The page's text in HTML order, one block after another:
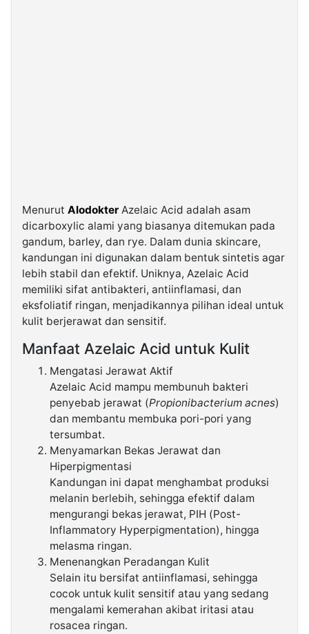
Menurut Alodokter Azelaic Acid adalah asam
dicarboxylic alami yang biasanya ditemukan pada
gandum, barley, dan rye. Dalam dunia skincare,
kandungan ini digunakan dalam bentuk sintetis agar
lebih stabil dan efektif. Uniknya, Azelaic Acid
memiliki sifat antibakteri, antiinflamasi, dan
eksfoliatif ringan, menjadikannya pilihan ideal untuk
kulit berjerawat dan sensitif.
Manfaat Azelaic Acid untuk Kulit
Mengatasi Jerawat Aktif
Azelaic Acid mampu membunuh bakteri
penyebab jerawat (Propionibacterium acnes)
dan membantu membuka pori-pori yang
tersumbat.
Menyamarkan Bekas Jerawat dan
Hiperpigmentasi
Kandungan ini dapat menghambat produksi
melanin berlebih, sehingga efektif dalam
mengurangi bekas jerawat, PIH (Post-
Inflammatory Hyperpigmentation), hingga
melasma ringan.
Menenangkan Peradangan Kulit
Selain itu bersifat antiinflamasi, sehingga
cocok untuk kulit sensitif atau yang sedang
mengalami kemerahan akibat iritasi atau
rosacea ringan.